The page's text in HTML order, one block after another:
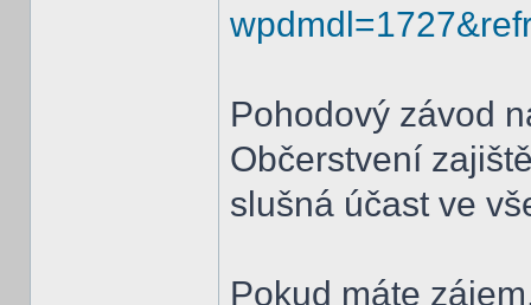
Pohodový závod
Občerstvení
slušná účast ve
Pokud máte